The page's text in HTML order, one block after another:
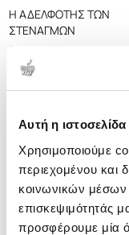
Αυτή η
Χρησιμοποιούμε
περιεχομένου και
κοινωνικών μέσων
επισκεψιμότητάς
προσφέρουμε μία
Η ΑΔΕΛΦΟΤΗΣ ΤΩΝ
ΣΤΕΝΑΓΜΩΝ
ΝΤΑΚΑΚΗΣ ΝΙΚΟΣ
Κωδ. Πολιτείας